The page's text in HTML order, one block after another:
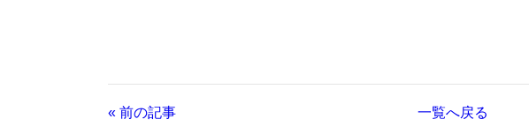
« 前の記事 一覧へ戻る